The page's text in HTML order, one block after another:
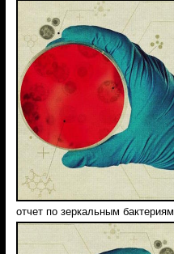
отчет по зеркальным бактериям